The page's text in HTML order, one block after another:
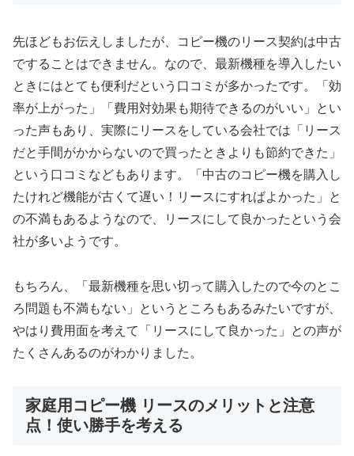
先ほどもお伝えしましたが、コピー機のリース契約は中古
ですることはできません。なので、最新機種を導入したい
ときにはとても便利だという口コミが多かったです。「効
率が上がった」「費用対効果も期待できるのがいい」とい
った声もあり、実際にリースをしている会社では「リース
だと手間がかからないので買ったときよりも節約できた」
という口コミなどもあります。「中古のコピー機を購入し
たけれど機能が古くて遅い！リースにすればよかった」と
の不満もあるようなので、リースにして良かったという会
社が多いようです。
もちろん、「最新機種を思い切って購入したので今のとこ
ろ問題も不満もない」というところもあるみたいですが、
やはり費用面を考えて「リースにして良かった」との声が
たくさんあるのがわかりました。
家庭用コピー機 リースのメリットと注意
点！使い勝手を考える